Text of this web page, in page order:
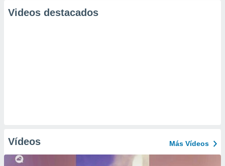
Videos destacados
Vídeos Más Vídeos